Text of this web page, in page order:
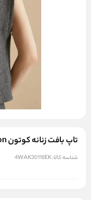
تاپ بافت زنانه کوتون Koton کد 4WAK30118EK
شناسه کالا:4WAK30118EK